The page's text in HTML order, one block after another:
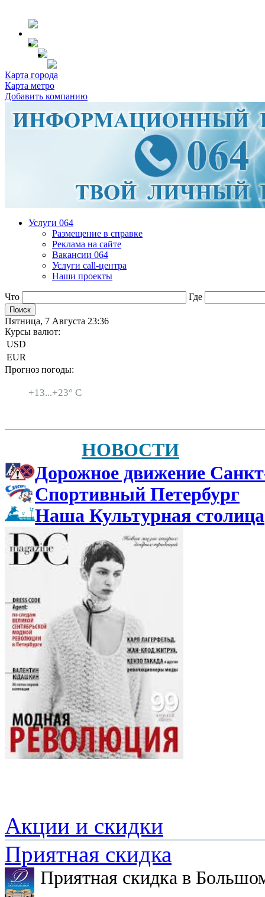
Карта города
Карта метро
Добавить компанию
Услуги 064
Размещение в справке
Реклама на сайте
Вакансии 064
Услуги call-центра
Наши проекты
Что Где
Пятница, 7 Августа 23:36
Курсы валют:
USD
EUR
Прогноз погоды:
+13...+23° C
НОВОСТИ
Дорожное движение
Спортивный Петербург
Наша Культурная столица
Акции и скидки
Приятная скидка
Приятная скидка в